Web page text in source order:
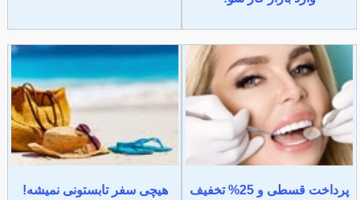
پرداخت قسطی و 25% تخفیف
هیچی سفر تابستونی نمیشه!